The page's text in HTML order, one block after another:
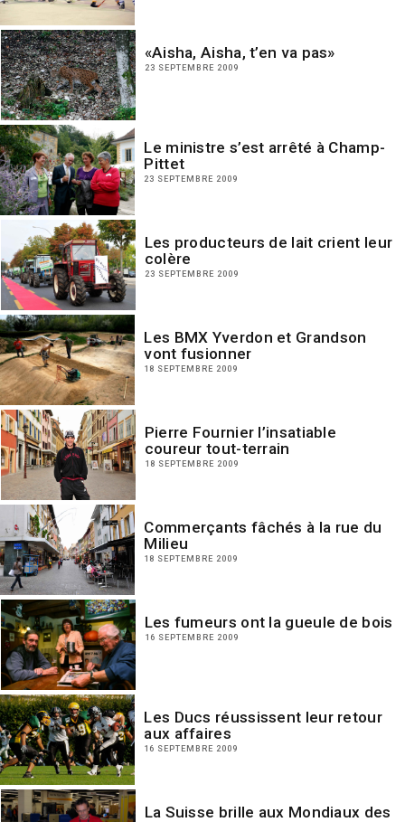
«Aisha, Aisha, t’en va pas»
23 SEPTEMBRE 2009
Le ministre s’est arrêté à Champ-
Pittet
23 SEPTEMBRE 2009
Les producteurs de lait crient leur
colère
23 SEPTEMBRE 2009
Les BMX Yverdon et Grandson
vont fusionner
18 SEPTEMBRE 2009
Pierre Fournier l’insatiable
coureur tout-terrain
18 SEPTEMBRE 2009
Commerçants fâchés à la rue du
Milieu
18 SEPTEMBRE 2009
Les fumeurs ont la gueule de bois
16 SEPTEMBRE 2009
Les Ducs réussissent leur retour
aux affaires
16 SEPTEMBRE 2009
La Suisse brille aux Mondiaux des